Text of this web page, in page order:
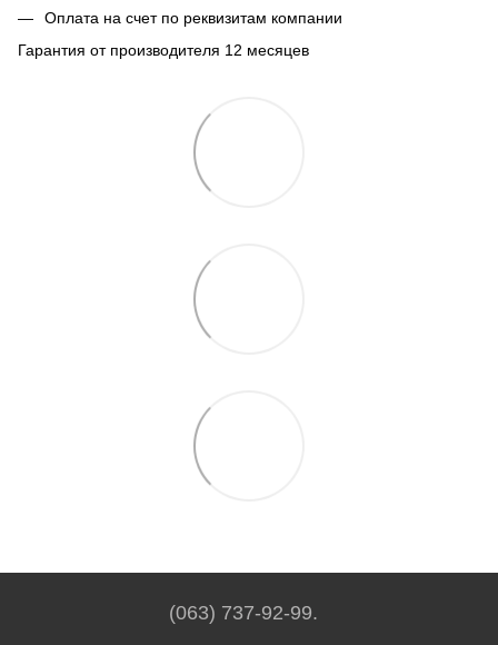
Оплата на счет по реквизитам компании
Гарантия от производителя 12 месяцев
(063) 737-92-99.